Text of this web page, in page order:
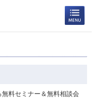
料セミナー＆無料相談会